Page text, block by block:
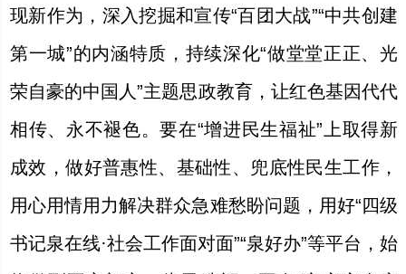
现新作为，深入挖掘和宣传“百团大战”“中共创建
第一城”的内涵特质，持续深化“做堂堂正正、光
荣自豪的中国人”主题思政教育，让红色基因代代
相传、永不褪色。要在“增进民生福祉”上取得新
成效，做好普惠性、基础性、兜底性民生工作，
用心用情用力解决群众急难愁盼问题，用好“四级
书记泉在线·社会工作面对面”“泉好办”等平台，始